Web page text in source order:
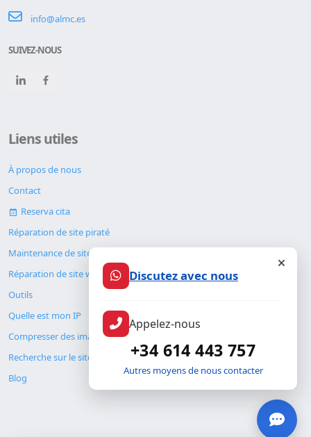
info@almc.es
SUIVEZ-NOUS
Liens utiles
À propos de nous
Contact
Reserva cita
Réparation de site piraté
Maintenance de site web
Réparation de site web
Outils
Quelle est mon IP
Compresser des images
Recherche sur le site
Blog
Discutez avec nous
Appelez-nous
+34 614 443 757
Autres moyens de nous contacter